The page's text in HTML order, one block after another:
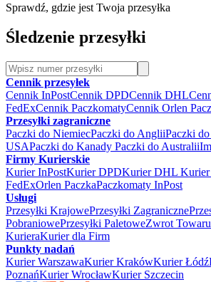
Sprawdź, gdzie jest Twoja przesyłka
Śledzenie przesyłki
Cennik przesyłek
Cennik InPostCennik DPDCennik DHL
FedExCennik PaczkomatyCennik Orlen
Przesyłki zagraniczne
Paczki do NiemiecPaczki do AngliiPaczki
USAPaczki do Kanady Paczki do Australii
Firmy Kurierskie
Kurier InPostKurier DPDKurier DHL Kurier
FedExOrlen PaczkaPaczkomaty InPost
Usługi
Przesyłki KrajowePrzesyłki Zagraniczne
PobraniowePrzesyłki PaletoweZwrot Towaru
KurieraKurier dla Firm
Punkty nadań
Kurier WarszawaKurier KrakówKurier Łódź
PoznańKurier WrocławKurier Szczecin